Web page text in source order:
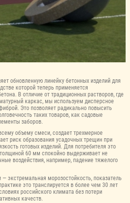
обновленную линейку бетонных изделий для
которой теперь применяется
В отличие от традиционных растворов, где
каркас, мы используем дисперсное
Это позволяет радикально повысить
таких товаров, как садовые
заборов.
объему смеси, создает трехмерное
риск образования усадочных трещин при
готовых изделий. Для потребителя это
60 мм спокойно выдерживает не
воздействия, например, падение тяжелого
экстремальная морозостойкость, показатель
это транслируется в более чем 30 лет
российского климата без потери
качеств.